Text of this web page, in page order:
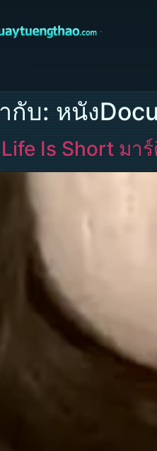
กับ: หนัง
Is Short มา